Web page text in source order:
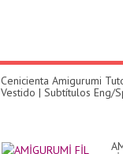
Cenicienta Amigurumi
Vestido | Subtítulos Eng/